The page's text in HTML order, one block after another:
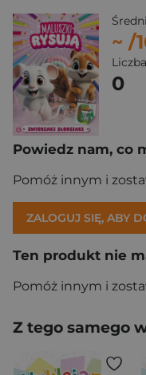
~ /
0
Powiedz nam, co
Pomóż innym i
ZALOGUJ SIĘ, ABY
Ten produkt nie
Pomóż innym i
Z tego samego